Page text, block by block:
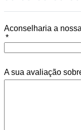
Aconselharia a
*
A sua avaliação